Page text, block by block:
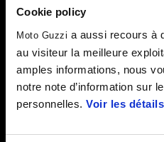
Cookie policy
Moto Guzzi a aussi recours à
au visiteur la meilleure
amples informations, nous
notre note d’information sur
personnelles. Voir les détails
Entrez dans la section où